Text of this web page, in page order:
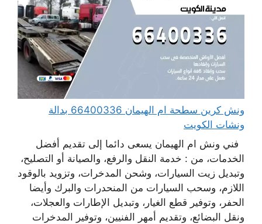
ونش كرين سطحة ام الهيمان 66400336 بدالة
ونشات الكويت
فني ونش ام الهيمان يسعى دائما إلى تقديم أفضل
الخدمات، من : خدمة النقل والرفع، والصيانة أو التصليح،
وتبديل زيت السيارات، وشحن المدخرات، وتزويد بالوقود
اللازم، وسحب السيارات من المنحدرات والبرك وأيضا
الحفر، وتوفير قطع الغيار، وتبديل الإطارات والعجلات،
ونقل البضائع، وتقديم أمهر الفنيين، وتوفير المدخرات